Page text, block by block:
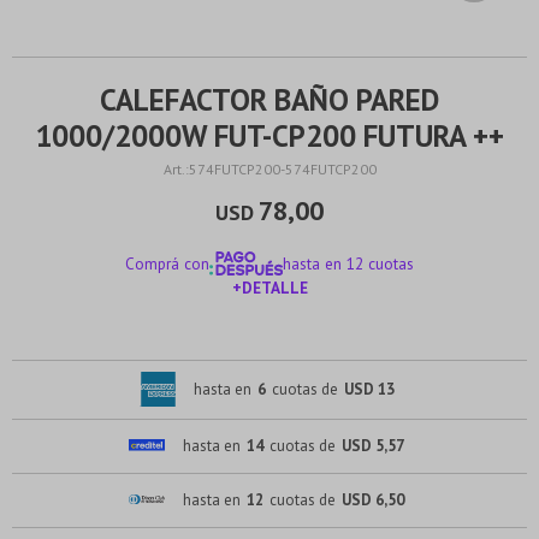
CALEFACTOR BAÑO PARED
1000/2000W FUT-CP200 FUTURA ++
574FUTCP200-574FUTCP200
USD 78,00
Comprá con
hasta en 12 cuotas
+DETALLE
hasta en 6 cuotas de USD 13
hasta en 14 cuotas de USD 5,57
hasta en 12 cuotas de USD 6,50